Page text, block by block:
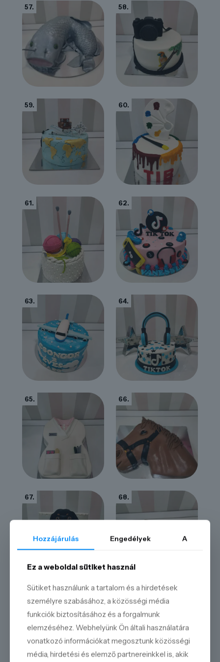
57. 58.
59. 60.
61. 62.
63. 64.
65. 66.
67. 68.
Hozzájárulás Engedélyek A
Ez a weboldal sütiket használ
Sütiket használunk a tartalom és a hirdetések
személyre szabásához, a közösségi média
funkciók biztosításához és a forgalmunk
elemzéséhez. Webhelyünk Ön általi használatára
vonatkozó információkat megosztunk közösségi
média, hirdetési és elemző partnereinkkel is, akik